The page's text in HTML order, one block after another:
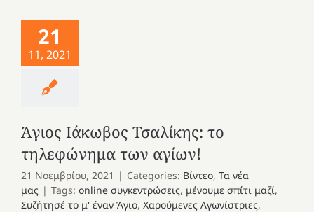
21
11, 2021
Άγιος Ιάκωβος Τσαλίκης: το
τηλεφώνημα των αγίων!
21 Νοεμβρίου, 2021 | Categories: Βίντεο, Τα νέα
μας | Tags: online συγκεντρώσεις, μένουμε σπίτι μαζί,
Συζήτησέ το μ' έναν Άγιο, Χαρούμενες Αγωνίστριες,